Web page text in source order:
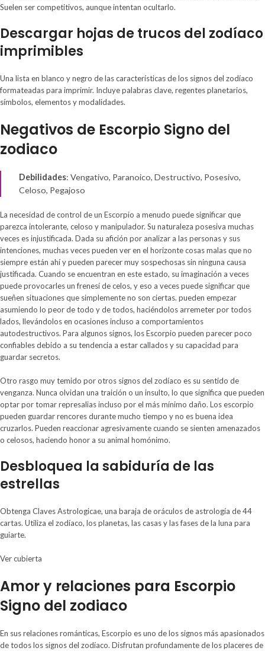
Suelen ser competitivos, aunque intentan ocultarlo.
Descargar hojas de trucos del zodíaco
imprimibles
Una lista en blanco y negro de las características de los signos del zodíaco
formateadas para imprimir. Incluye palabras clave, regentes planetarios,
símbolos, elementos y modalidades.
Negativos de Escorpio Signo del
zodiaco
Debilidades: Vengativo, Paranoico, Destructivo, Posesivo,
Celoso, Pegajoso
La necesidad de control de un Escorpio a menudo puede significar que
parezca intolerante, celoso y manipulador. Su naturaleza posesiva muchas
veces es injustificada. Dada su afición por analizar a las personas y sus
intenciones, muchas veces pueden ver en el horizonte cosas malas que no
siempre están ahí y pueden parecer muy sospechosas sin ninguna causa
justificada. Cuando se encuentran en este estado, su imaginación a veces
puede provocarles un frenesí de celos, y eso a veces puede significar que
sueñen situaciones que simplemente no son ciertas. pueden empezar
asumiendo lo peor de todo y de todos, haciéndolos arremeter por todos
lados, llevándolos en ocasiones incluso a comportamientos
autodestructivos. Para algunos signos, los Escorpio pueden parecer poco
confiables debido a su tendencia a estar callados y su capacidad para
guardar secretos.
Otro rasgo muy temido por otros signos del zodíaco es su sentido de
venganza. Nunca olvidan una traición o un insulto, lo que significa que pueden
optar por tomar represalias incluso por el más mínimo daño. Los escorpio
pueden guardar rencores durante mucho tiempo y no es buena idea
cruzarlos. Pueden reaccionar agresivamente cuando se sienten amenazados
o celosos, haciendo honor a su animal homónimo.
Desbloquea la sabiduría de las
estrellas
Obtenga Claves Astrologicae, una baraja de oráculos de astrología de 44
cartas. Utiliza el zodíaco, los planetas, las casas y las fases de la luna para
guiarte.
Ver cubierta
Amor y relaciones para Escorpio
Signo del zodiaco
En sus relaciones románticas, Escorpio es uno de los signos más apasionados
de todos los signos del zodíaco. Disfrutan profundamente de los placeres de